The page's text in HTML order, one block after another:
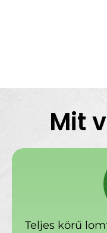
Mit
Teljes körű